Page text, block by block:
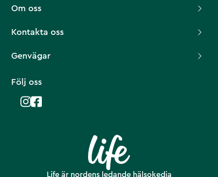
Life är nordens ledande hälsokedja
Om oss
Kontakta oss
Genvägar
Följ oss